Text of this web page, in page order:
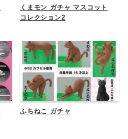
くまモン ガチャ マスコット
コレクション2
ふちねこ ガチャ